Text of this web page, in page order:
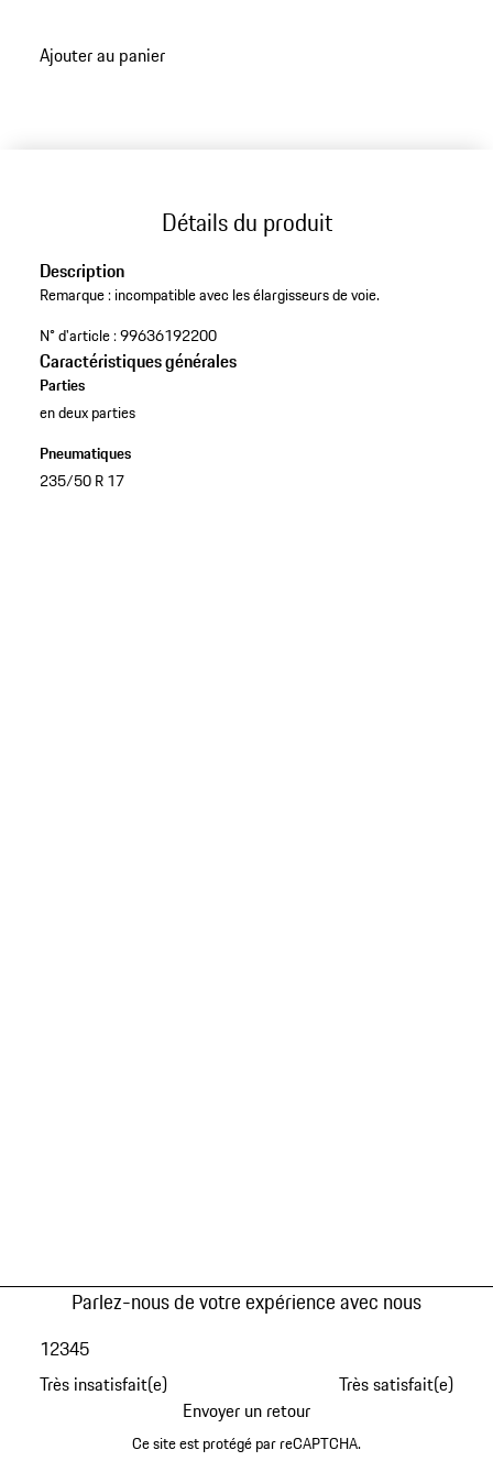
Ajouter au panier
Détails du produit
Description
Remarque : incompatible avec les élargisseurs de voie.
N° d'article :99636192200
Caractéristiques générales
Parties
en deux parties
Pneumatiques
235/50 R 17
Parlez-nous de votre expérience avec nous
Très insatisfait(e)
12345
Très satisfait(e)
Envoyer un retour
Ce site est protégé par reCAPTCHA.